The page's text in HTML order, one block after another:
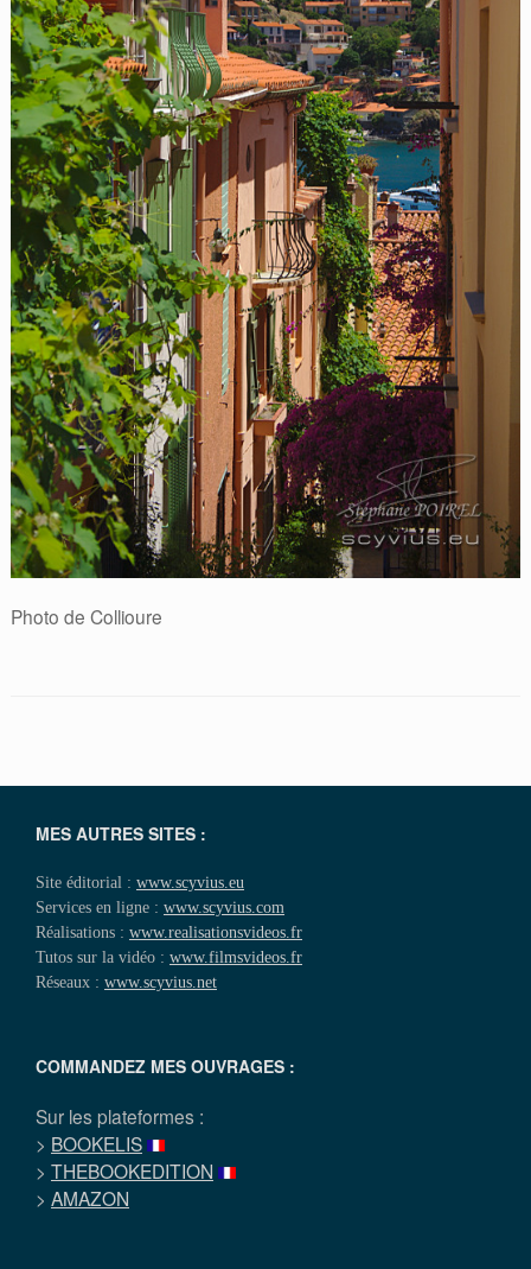
Photo de Collioure
MES AUTRES SITES :
Site éditorial : www.scyvius.eu
Services en ligne : www.scyvius.com
Réalisations : www.realisationsvideos.fr
Tutos sur la vidéo : www.filmsvideos.fr
Réseaux : www.scyvius.net
COMMANDEZ MES OUVRAGES :
Sur les plateformes :
> BOOKELIS
> THEBOOKEDITION
> AMAZON